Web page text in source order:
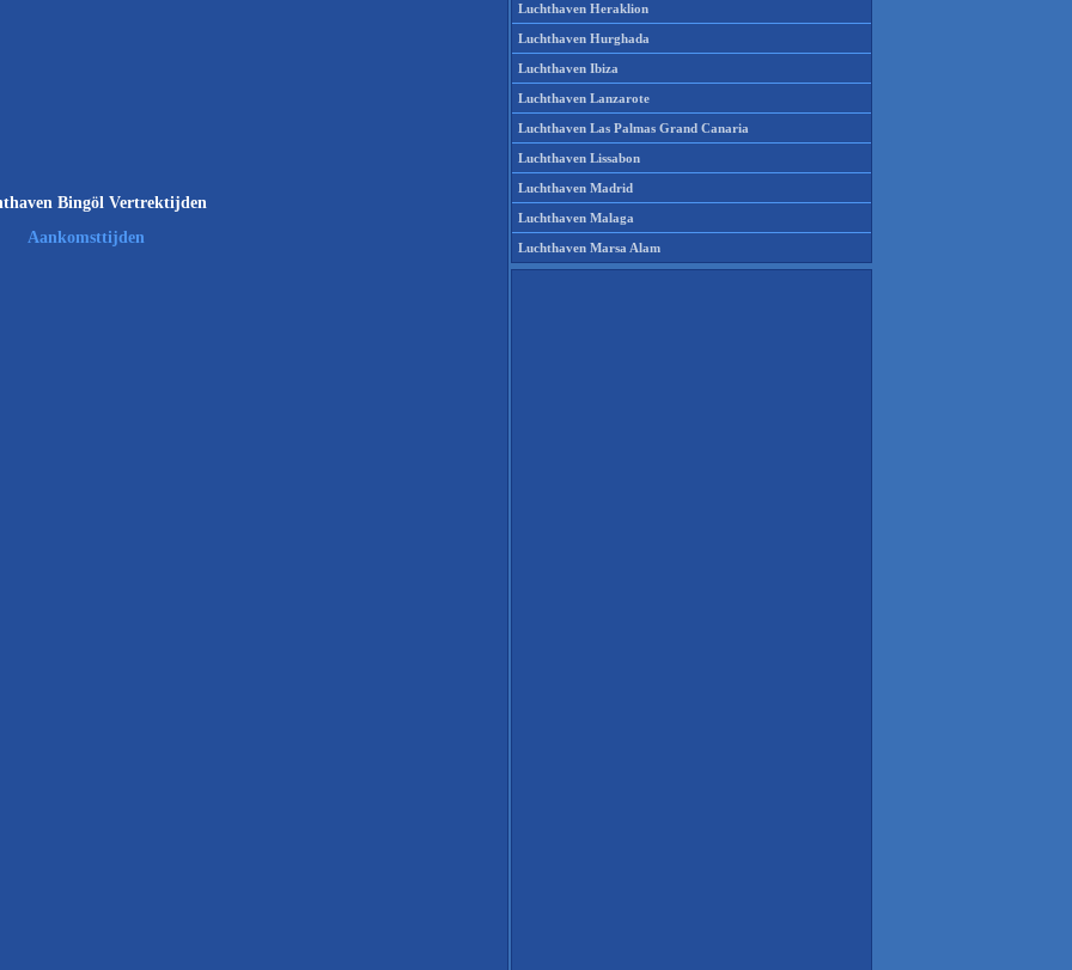
Bingöl Vertrektijden
Aankomsttijden
Luchthaven Heraklion
Luchthaven Hurghada
Luchthaven Ibiza
Luchthaven Lanzarote
Luchthaven Las Palmas Grand Canaria
Luchthaven Lissabon
Luchthaven Madrid
Luchthaven Malaga
Luchthaven Marsa Alam